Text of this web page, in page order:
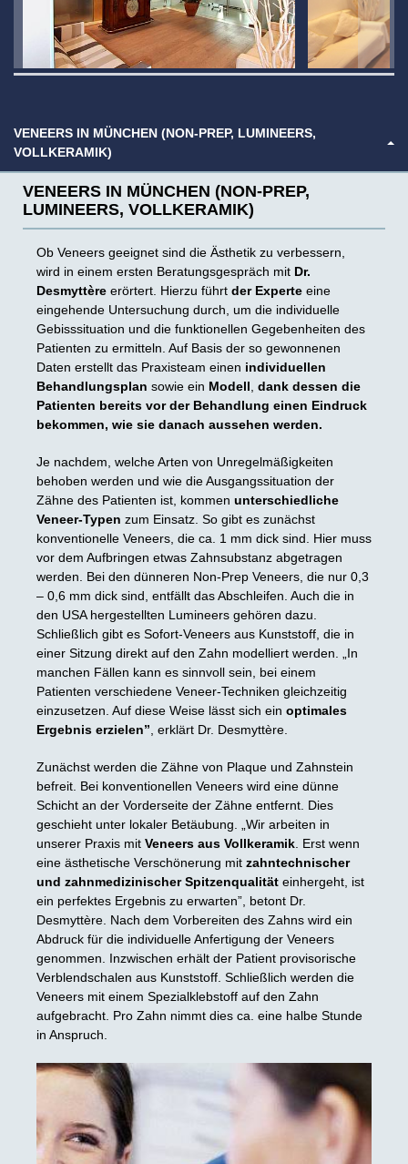
VENEERS IN MÜNCHEN (NON-PREP, LUMINEERS,
VOLLKERAMIK)
VENEERS IN MÜNCHEN (NON-PREP,
LUMINEERS, VOLLKERAMIK)
Ob Veneers geeignet sind die Ästhetik zu verbessern,
wird in einem ersten Beratungsgespräch mit Dr.
Desmyttère erörtert. Hierzu führt der Experte eine
eingehende Untersuchung durch, um die individuelle
Gebisssituation und die funktionellen Gegebenheiten des
Patienten zu ermitteln. Auf Basis der so gewonnenen
Daten erstellt das Praxisteam einen individuellen
Behandlungsplan sowie ein Modell dank dessen die
Patienten bereits vor der Behandlung einen Eindruck
bekommen, wie sie danach aussehen werden.
Je nachdem, welche Arten von Unregelmäßigkeiten
behoben werden und wie die Ausgangssituation der
Zähne des Patienten ist, kommen unterschiedliche
Veneer-Typen zum Einsatz. So gibt es zunächst
konventionelle Veneers, die ca. 1 mm dick sind. Hier muss
vor dem Aufbringen etwas Zahnsubstanz abgetragen
werden. Bei den dünneren Non-Prep Veneers, die nur 0,3
– 0,6 mm dick sind, entfällt das Abschleifen. Auch die in
den USA hergestellten Lumineers gehören dazu.
Schließlich gibt es Sofort-Veneers aus Kunststoff, die in
einer Sitzung direkt auf den Zahn modelliert werden. „In
manchen Fällen kann es sinnvoll sein, bei einem
Patienten verschiedene Veneer-Techniken gleichzeitig
einzusetzen. Auf diese Weise lässt sich ein optimales
Ergebnis erzielen” , erklärt Dr. Desmyttère.
Zunächst werden die Zähne von Plaque und Zahnstein
befreit. Bei konventionellen Veneers wird eine dünne
Schicht an der Vorderseite der Zähne entfernt. Dies
geschieht unter lokaler Betäubung. „Wir arbeiten in
unserer Praxis mit Veneers aus Vollkeramik . Erst wenn
eine ästhetische Verschönerung mit zahntechnischer
und zahnmedizinischer Spitzenqualität einhergeht, ist
ein perfektes Ergebnis zu erwarten”, betont Dr.
Desmyttère. Nach dem Vorbereiten des Zahns wird ein
Abdruck für die individuelle Anfertigung der Veneers
genommen. Inzwischen erhält der Patient provisorische
Verblendschalen aus Kunststoff. Schließlich werden die
Veneers mit einem Spezialklebstoff auf den Zahn
aufgebracht. Pro Zahn nimmt dies ca. eine halbe Stunde
in Anspruch.